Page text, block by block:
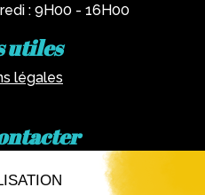
: 9H00 - 16H00
utiles
légales
02 62 81 77 60